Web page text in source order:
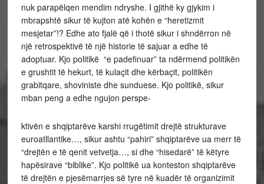
nuk parapëlqen mendim ndryshe. I gjithë ky gjykim i
mbrapshtë sikur të kujton atë kohën e “heretizmit
mesjetar”!? Edhe ato fjalë që i thotë sikur i shndërron në
një retrospektivë të një historie të sajuar a edhe të
adoptuar. Kjo politikë “e padefinuar” ta ndërmend politikën
e grushtit të hekurt, të kulaçit dhe kërbaçit, politikën
grabitqare, shoviniste dhe sunduese. Kjo politikë, sikur
mban peng a edhe ngujon perspe-
ktivën e shqiptarëve karshi rrugëtimit drejtë strukturave
euroatllantike…, sikur ashtu “pahiri” shqiptarëve ua merr të
“drejtën e të qenit vetvetja…, si dhe “hisedarë” të këtyre
hapësirave “biblike”. Kjo politikë ua konteston shqiptarëve
të drejtën e pjesëmarrjes së tyre në kuadër të organizimit